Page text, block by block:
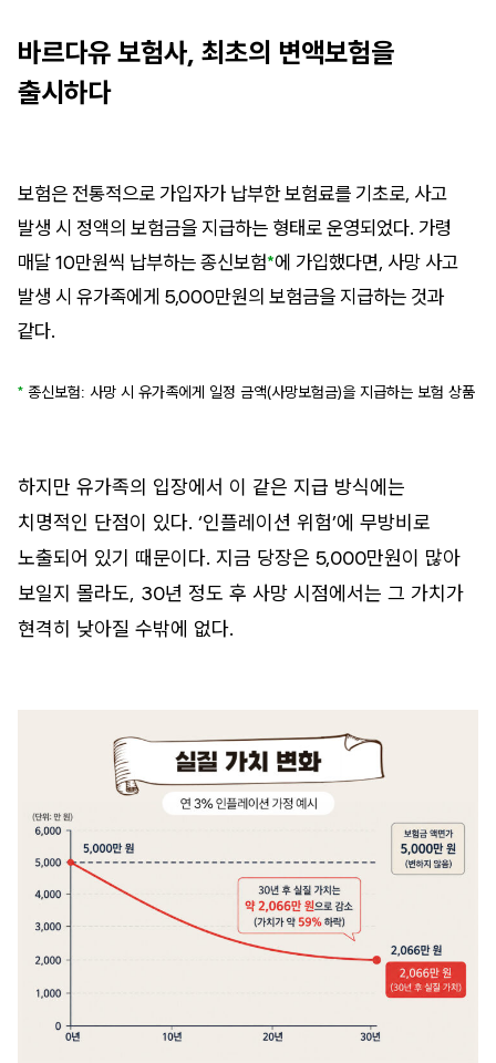
바르다유 보험사, 최초의 변액보험을
출시하다
보험은 전통적으로 가입자가 납부한 보험료를 기초로, 사고
발생 시 정액의 보험금을 지급하는 형태로 운영되었다. 가령
매달 10만원씩 납부하는 종신보험*에 가입했다면, 사망 사고
발생 시 유가족에게 5,000만원의 보험금을 지급하는 것과
같다.
* 종신보험: 사망 시 유가족에게 일정 금액(사망보험금)을 지급하는 보험 상품
하지만 유가족의 입장에서 이 같은 지급 방식에는
치명적인 단점이 있다. ‘인플레이션 위험’에 무방비로
노출되어 있기 때문이다. 지금 당장은 5,000만원이 많아
보일지 몰라도, 30년 정도 후 사망 시점에서는 그 가치가
현격히 낮아질 수밖에 없다.